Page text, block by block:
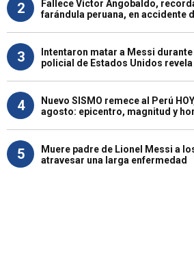
2
Fallece Víctor Angobaldo,
farándula peruana, en accidente
3
Intentaron matar a Messi
policial de Estados Unidos
4
Nuevo SISMO remece al Perú
agosto: epicentro, magnitud y
5
Muere padre de Lionel Messi a
atravesar una larga enfermedad